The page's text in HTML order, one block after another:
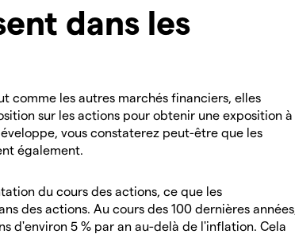
dans les
comme les autres marchés financiers, elles
sur les actions pour obtenir une exposition à
vous constaterez peut-être que les
également.
du cours des actions, ce que les
des actions. Au cours des 100 dernières années,
d'environ 5 % par an au-delà de l'inflation. Cela